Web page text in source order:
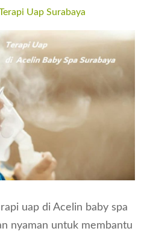
Uap Surabaya
uap di Acelin baby spa
nyaman untuk membantu